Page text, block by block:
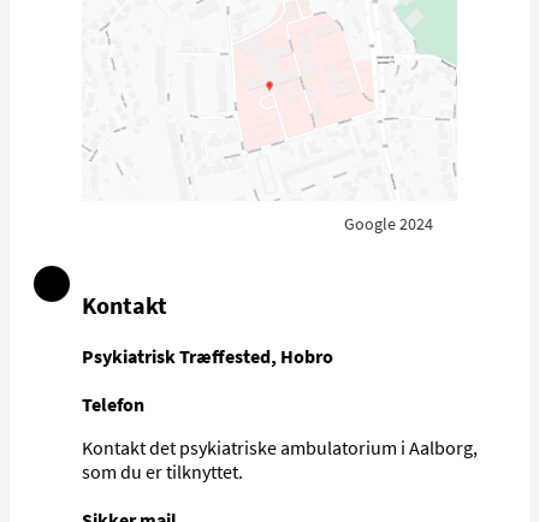
Kontakt
Psykiatrisk Træffested, Hobro
Telefon
Kontakt det psykiatriske ambulatorium i Aalborg,
som du er tilknyttet.
Google 2024